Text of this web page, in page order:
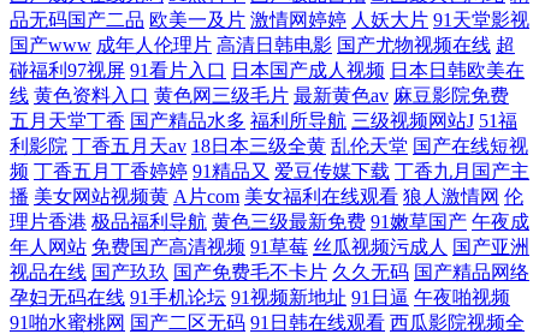
品无码国产二品 欧美一及片 激情网婷婷 人妖大片 91天堂影视
国产www 成年人伦理片 高清日韩电影 国产尤物视频在线 超
碰福利97视屏 91看片入口 日本国产成人视频 日本日韩欧美在
线 黄色资料入口 黄色网三级毛片 最新黄色av 麻豆影院免费
五月天堂丁香 国产精品水多 福利所导航 三级视频网站J 51福
利影院 丁香五月天av 18日本三级全黄 乱伦天堂 国产在线短视
频 丁香五月丁香婷婷 91精品又 爱豆传媒下载 丁香九月国产主
播 美女网站视频黄 A片com 美女福利在线观看 狼人激情网 伦
理片香港 极品福利导航 黄色三级最新免费 91嫩草国产 午夜成
年人网站 免费国产高清视频 91草莓 丝瓜视频污成人 国产亚洲
视品在线 国产玖玖 国产免费毛不卡片 久久无码 国产精品网络
孕妇无码在线 91手机论坛 91视频新地址 91日逼 午夜啪视频
91啪水蜜桃网 国产二区无码 91日韩在线观看 西瓜影院视频全